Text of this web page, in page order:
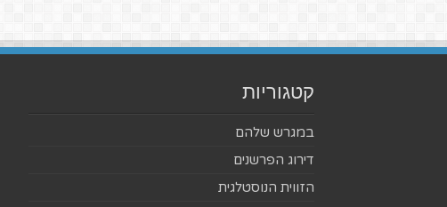
קטגוריות
במגרש שלהם
דירוג הפרשנים
הזווית הנוסטלגית